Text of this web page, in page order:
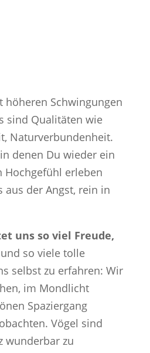
höheren Schwingungen
sind Qualitäten wie
Naturverbundenheit.
denen Du wieder ein
Hochgefühl erleben
aus der Angst, rein in
uns so viel Freude,
so viele tolle
selbst zu erfahren: Wir
im Mondlicht
Spaziergang
Vögel sind
wunderbar zu